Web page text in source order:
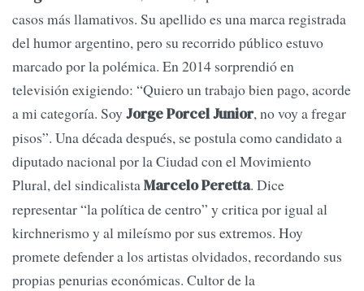
casos más llamativos. Su apellido es una marca registrada
del humor argentino, pero su recorrido público estuvo
marcado por la polémica. En 2014 sorprendió en
televisión exigiendo: “Quiero un trabajo bien pago, acorde
a mi categoría. Soy Jorge Porcel Junior, no voy a fregar
pisos”. Una década después, se postula como candidato a
diputado nacional por la Ciudad con el Movimiento
Plural, del sindicalistaMarcelo Peretta. Dice
representar “la política de centro” y critica por igual al
kirchnerismo y al mileísmo por sus extremos. Hoy
promete defender a los artistas olvidados, recordando sus
propias penurias económicas. Cultor de la